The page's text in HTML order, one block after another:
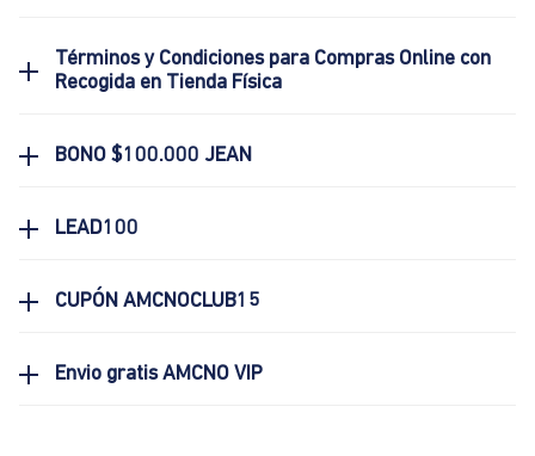
Términos y Condiciones para Compras Online con
Recogida en Tienda Física
BONO $100.000 JEAN
LEAD100
CUPÓN AMCNOCLUB15
Envio gratis AMCNO VIP